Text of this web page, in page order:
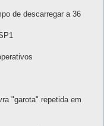
de descarregar a 36
"garota" repetida em